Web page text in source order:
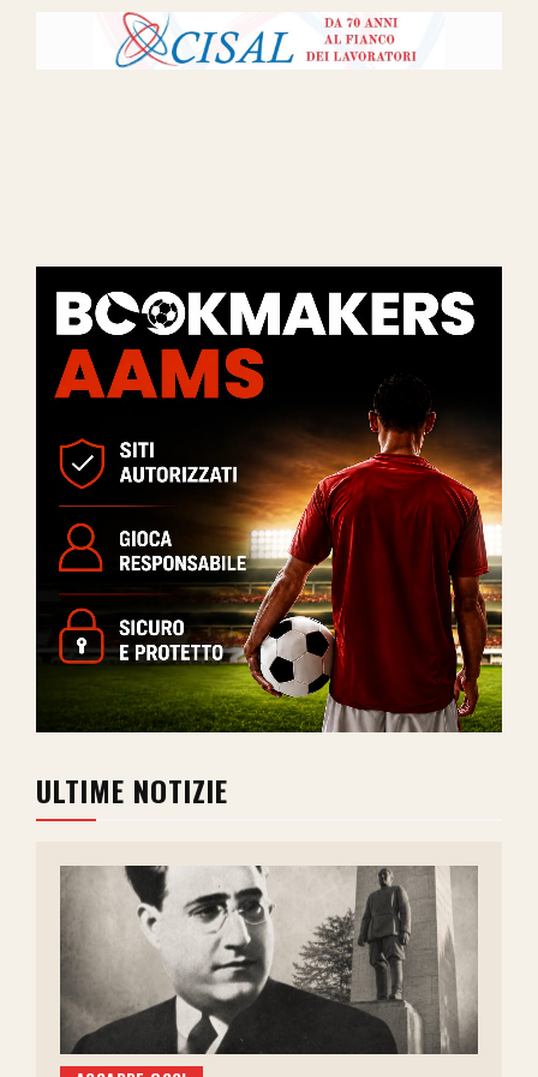
ULTIME NOTIZIE